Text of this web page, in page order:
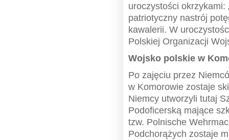
uroczystości okrzykami:
patriotyczny nastrój
kawalerii. W
Polskiej Organizacji
Wojsko polskie w
Po zajęciu przez
w Komorowie zostaje
Niemcy utworzyli tutaj
Podoficerską mające
tzw. Polnische
Podchorążych zostaje